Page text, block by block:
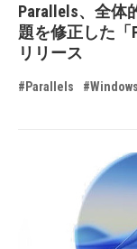
Parallels、全体
題を修正した「
リリース
#Parallels